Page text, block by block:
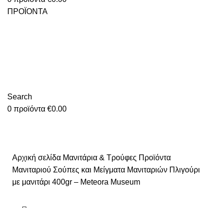
ΠΡΟΪΟΝΤΑ
Search
0 προϊόντα €0.00
Αρχική σελίδα Μανιτάρια & Τρούφες Προϊόντα
Μανιταριού Σούπες και Μείγματα Μανιταριών Πλιγούρι
με μανιτάρι 400gr – Meteora Museum